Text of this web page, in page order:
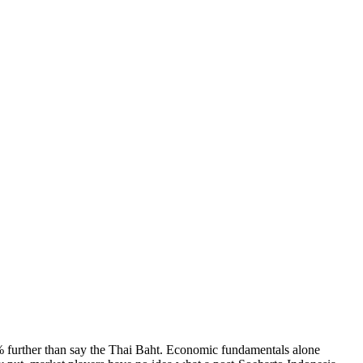
than say the Thai Baht. Economic fundamentals alone